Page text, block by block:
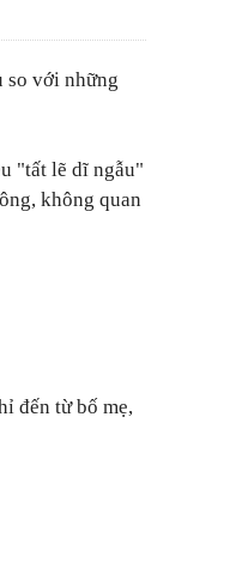
so với những
"tất lẽ dĩ ngẫu"
không quan
đến từ bố mẹ,